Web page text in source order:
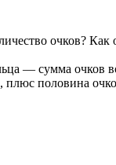
очков? Как
— сумма очков
половина